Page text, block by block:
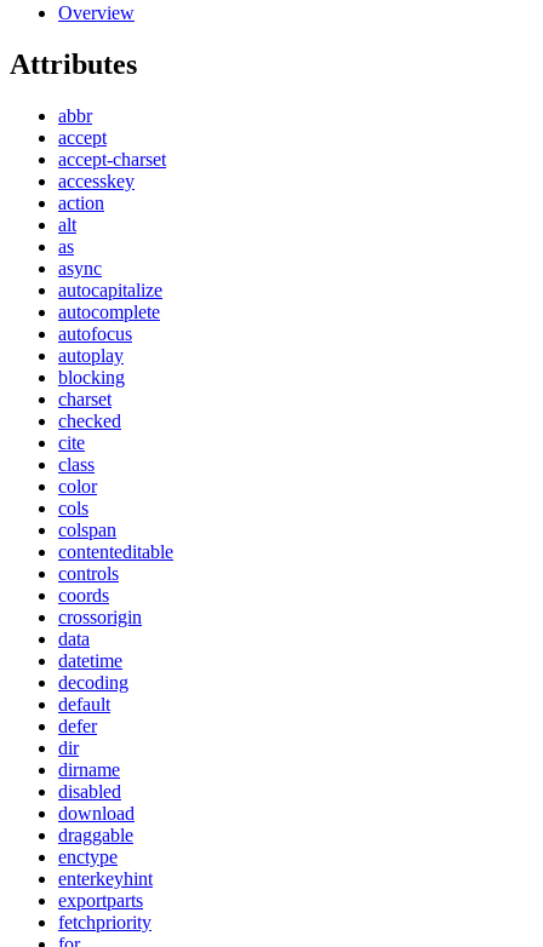
Overview
Attributes
abbr
accept
accept-charset
accesskey
action
alt
as
async
autocapitalize
autocomplete
autofocus
autoplay
blocking
charset
checked
cite
class
color
cols
colspan
contenteditable
controls
coords
crossorigin
data
datetime
decoding
default
defer
dir
dirname
disabled
download
draggable
enctype
enterkeyhint
exportparts
fetchpriority